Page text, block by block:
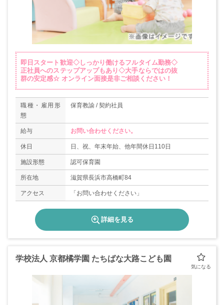
即日スタート歓迎◇しっかり働けるフルタイム勤務◇
正社員へのステップアップもあり◇大手ならではの抜
群の安定感☆ オンライン面接是非ご相談ください！
職種・雇用形
態
保育教諭 / 契約社員
給与 お問い合わせください。
休日 日、祝、年末年始、他年間休日110日
施設形態 認可保育園
所在地 滋賀県長浜市高橋町84
アクセス 「お問い合わせください」
詳細を見る
学校法人 京都橘学園 たちばな大路こども園